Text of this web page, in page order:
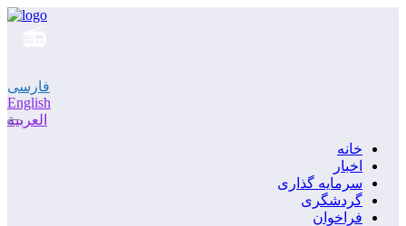
فارسی
English
العربية
خانه
اخبار
سرمایه گذاری
گردشگری
فراخوان